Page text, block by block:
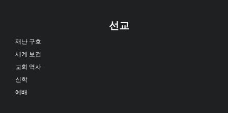
선교
재난 구호
세계 보건
교회 역사
신학
예배